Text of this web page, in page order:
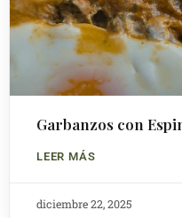
Garbanzos con
LEER MÁS
diciembre 22, 2025